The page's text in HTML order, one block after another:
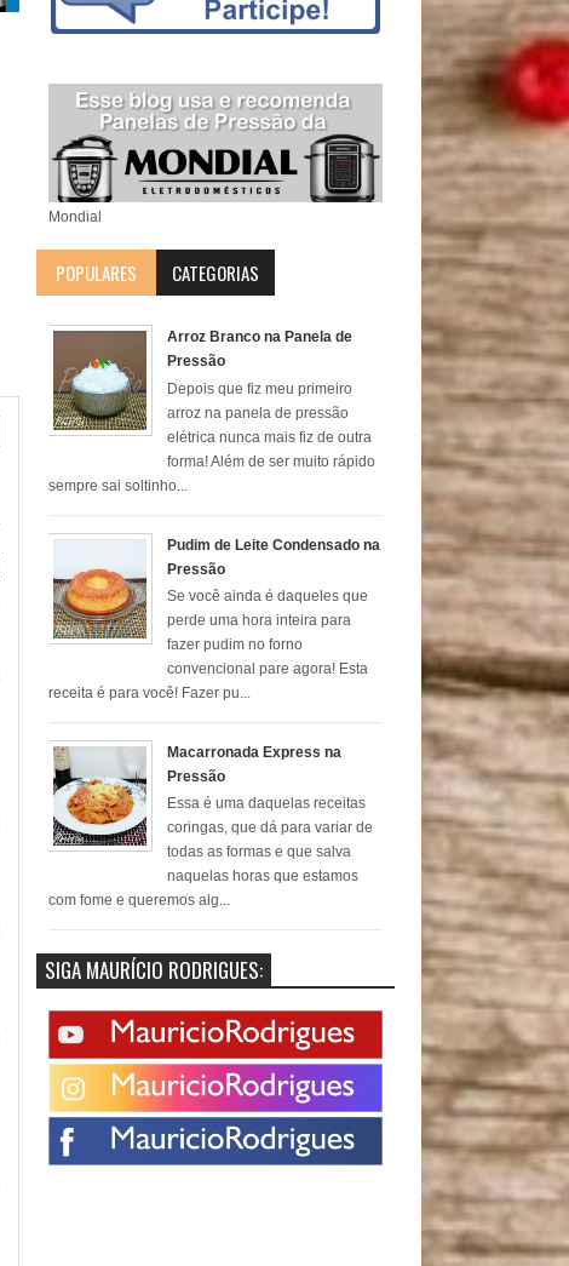
Mondial
POPULARES CATEGORIAS
Arroz Branco na Panela de
Pressão
Depois que fiz meu primeiro
arroz na panela de pressão
elétrica nunca mais fiz de outra
forma! Além de ser muito rápido
sempre sai soltinho...
Pudim de Leite Condensado na
Pressão
Se você ainda é daqueles que
perde uma hora inteira para
fazer pudim no forno
convencional pare agora! Esta
receita é para você! Fazer pu...
Macarronada Express na
Pressão
Essa é uma daquelas receitas
coringas, que dá para variar de
todas as formas e que salva
naquelas horas que estamos
com fome e queremos alg...
SIGA MAURÍCIO RODRIGUES: